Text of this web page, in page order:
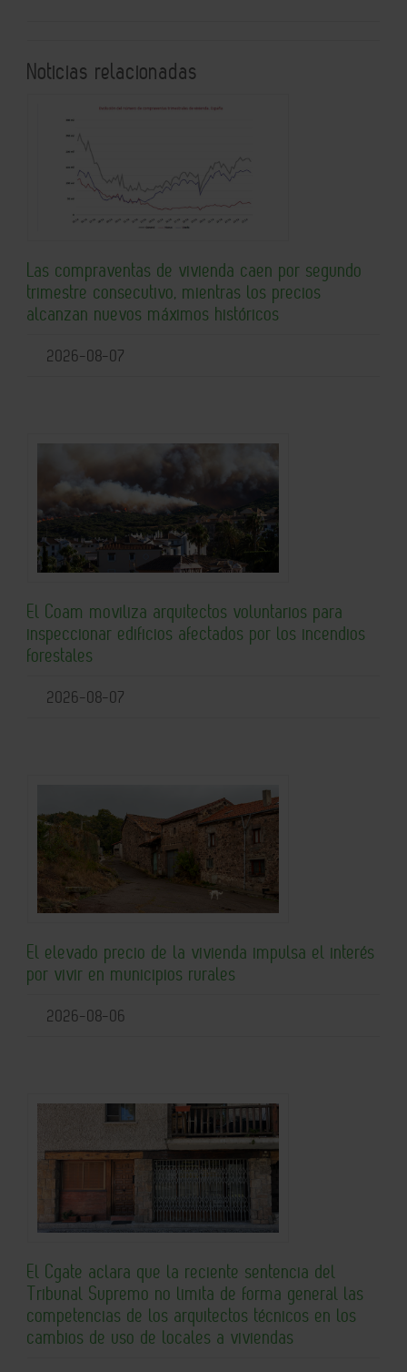
Noticias relacionadas
Las compraventas de vivienda caen por segundo
trimestre consecutivo, mientras los precios
alcanzan nuevos máximos históricos
2026-08-07
El Coam moviliza arquitectos voluntarios para
inspeccionar edificios afectados por los incendios
forestales
2026-08-07
El elevado precio de la vivienda impulsa el interés
por vivir en municipios rurales
2026-08-06
El Cgate aclara que la reciente sentencia del
Tribunal Supremo no limita de forma general las
competencias de los arquitectos técnicos en los
cambios de uso de locales a viviendas